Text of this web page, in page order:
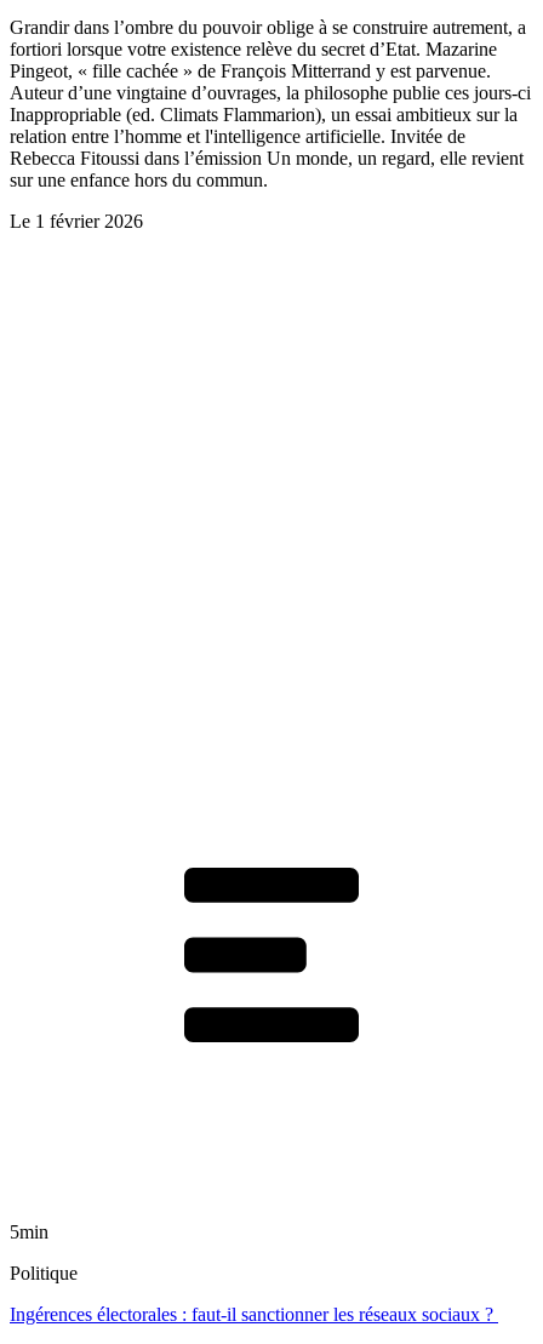
Grandir dans l’ombre du pouvoir oblige à se construire autrement, a
fortiori lorsque votre existence relève du secret d’Etat. Mazarine
Pingeot, « fille cachée » de François Mitterrand y est parvenue.
Auteur d’une vingtaine d’ouvrages, la philosophe publie ces jours-ci
Inappropriable (ed. Climats Flammarion), un essai ambitieux sur la
relation entre l’homme et l'intelligence artificielle. Invitée de
Rebecca Fitoussi dans l’émission Un monde, un regard, elle revient
sur une enfance hors du commun.
Le 1 février 2026
5min
Politique
Ingérences électorales : faut-il sanctionner les réseaux sociaux ?